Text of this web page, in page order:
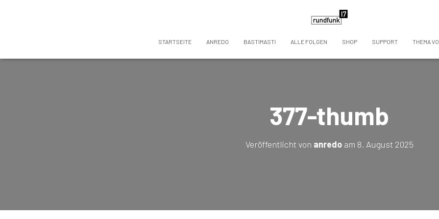
STARTSEITE ANREDO BASTIMASTI ALLE FOLGEN SHOP SUPPORT THEMA
377-thumb
Veröffentlicht von anredoam 8. August 2025